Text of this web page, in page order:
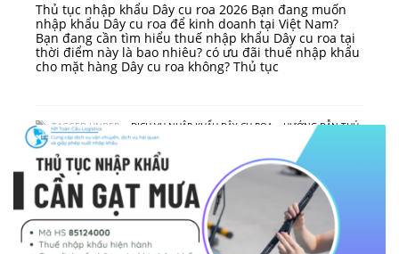
Thủ tục nhập khẩu Dây cu roa 2026 Bạn đang muốn
nhập khẩu Dây cu roa để kinh doanh tại Việt Nam?
Bạn đang cần tìm hiểu thuế nhập khẩu Dây cu roa tại
thời điểm này là bao nhiêu? có ưu đãi thuế nhập khẩu
cho mặt hàng Dây cu roa không? Thủ tục
TAGGED UNDER: • DỊCH VỤ NHẬP KHẨU DÂY CU ROA
• HƯỚNG DẪN THỦ
TỤC NHẬP KHẨU DÂY CU ROA VÀO VIỆT NAM
• QUY TRÌNH NHẬP KHẨU DÂY
CU ROA